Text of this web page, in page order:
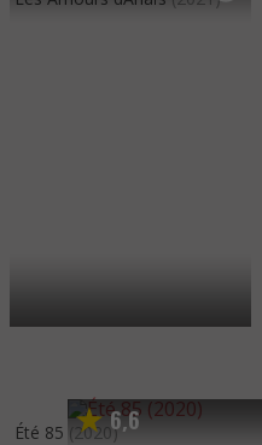
6,6
Été 85 (2020)